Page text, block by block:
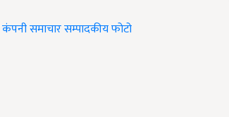
कंपनी समाचारसम्पादकीयफोटो